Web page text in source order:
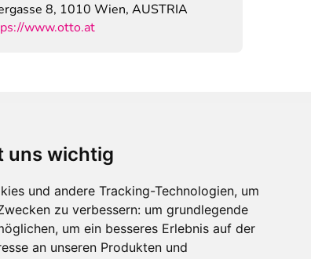
uns wichtig
und andere Tracking-Technologien, um
zu verbessern: um grundlegende
, um ein besseres Erlebnis auf der
an unseren Produkten und
8, 1010 Wien, AUSTRIA
www.otto.at
Immobilienmarktplatz Newsletter
Erhalten Sie regelmäßig Neuigkeiten und
Serviceangebote zu Themen rund um die
Immobilie.